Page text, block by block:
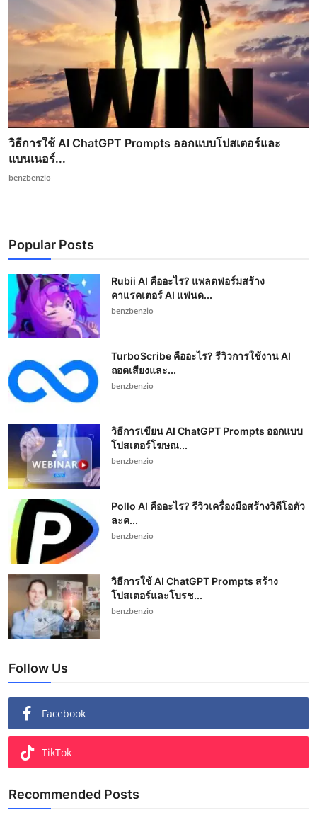
วิธีการใช้ AI ChatGPT Prompts ออกแบบโปสเตอร์และ
แบนเนอร์...
benzbenzio
Popular Posts
Rubii AI คืออะไร? แพลตฟอร์มสร้าง
คาแรคเตอร์ AI แฟนด...
benzbenzio
TurboScribe คืออะไร? รีวิวการใช้งาน AI
ถอดเสียงและ...
benzbenzio
วิธีการเขียน AI ChatGPT Prompts ออกแบบ
โปสเตอร์โฆษณ...
benzbenzio
Pollo AI คืออะไร? รีวิวเครื่องมือสร้างวิดีโอตัว
ละค...
benzbenzio
วิธีการใช้ AI ChatGPT Prompts สร้าง
โปสเตอร์และโบรช...
benzbenzio
Follow Us
Facebook
TikTok
Recommended Posts